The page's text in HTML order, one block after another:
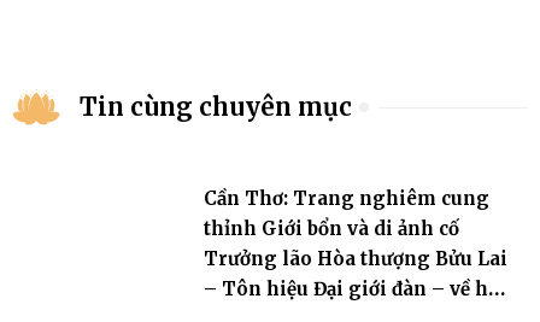
Tin cùng chuyên mục
Cần Thơ: Trang nghiêm cung
thỉnh Giới bổn và di ảnh cố
Trưởng lão Hòa thượng Bửu Lai
– Tôn hiệu Đại giới đàn – về hai